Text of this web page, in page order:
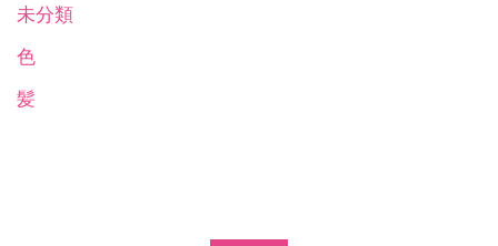
未分類
色
髪